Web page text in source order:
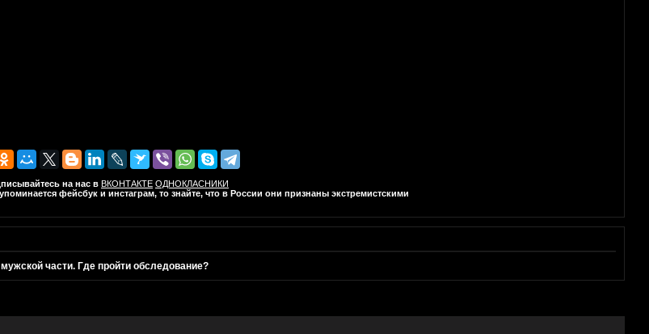
на нас в ВКОНТАКТЕ ОДНОКЛАСНИКИ
фейсбук и инстаграм, то знайте, что в России они признаны экстремистскими
части. Где пройти обследование?